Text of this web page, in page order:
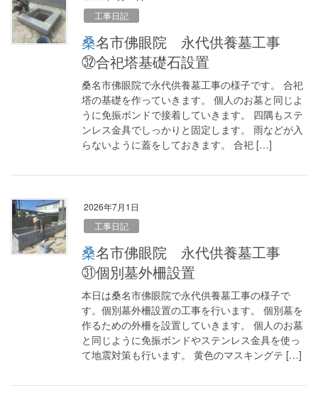
工事日記
桑名市佛眼院 永代供養墓工事
㉜合祀塔基礎石設置
桑名市佛眼院で永代供養墓工事の様子です。 合祀
塔の基礎を作っていきます。 個人のお墓と同じよ
うに免振ボンドで接着していきます。 四隅もステ
ンレス金具でしっかりと固定します。 雨などが入
らないように蓋をしておきます。 合祀 […]
2026年7月1日
工事日記
桑名市佛眼院 永代供養墓工事
㉛個別墓外柵設置
本日は桑名市佛眼院で永代供養墓工事の様子で
す。個別墓外柵設置の工事を行います。 個別墓を
作るための外柵を設置していきます。 個人のお墓
と同じように免振ボンドやステンレス金具を使っ
て地震対策も行います。 黄色のマスキングテ […]